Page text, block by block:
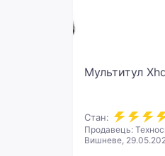
Мультитул
Стан:
Продавець:
Вишневе,